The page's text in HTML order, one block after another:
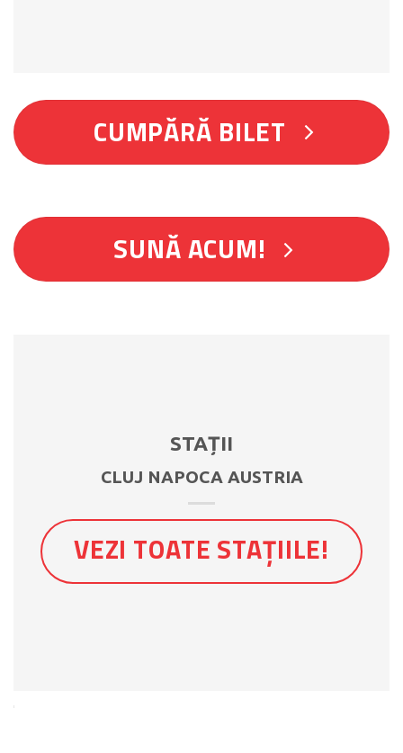
CUMPĂRĂ BILET
SUNĂ ACUM!
STAȚII
CLUJ NAPOCA AUSTRIA
VEZI TOATE STAȚIILE!